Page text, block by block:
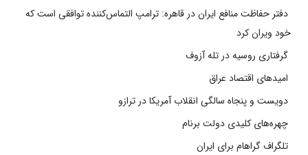
دفتر حفاظت منافع ایران در قاهره: ترامپ التماس‌کننده توافقی است که
خود ویران کرد
گرفتاری روسیه در تله آزوف
امیدهای اقتصاد عراق
دویست و پنجاه سالگی انقلاب آمریکا در ترازو
چهره‌های کلیدی دولت برنام
تلگراف گراهام برای ایران